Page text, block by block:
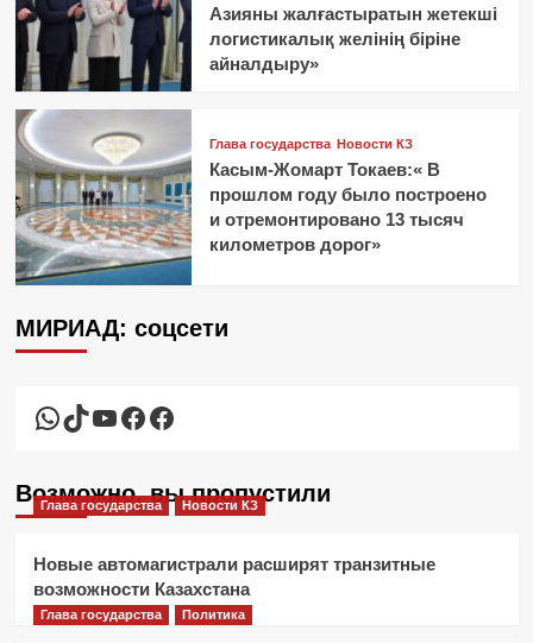
Азияны жалғастыратын жетекші
логистикалық желінің біріне
айналдыру»
Глава государства Новости КЗ
Касым-Жомарт Токаев:« В
прошлом году было построено
и отремонтировано 13 тысяч
километров дорог»
МИРИАД: соцсети
WhatsApp
TikTok
YouTube
Facebook
Facebook
Возможно, вы пропустили
Глава государства Новости КЗ
Новые автомагистрали расширят транзитные
возможности Казахстана
Глава государства Политика